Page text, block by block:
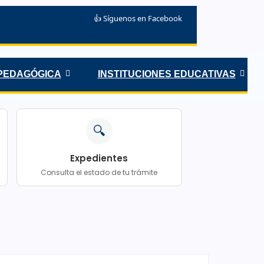
👍 Síguenos en Facebook
INSTITUCIONES EDUCATIVAS
🔍
Expedientes
Consulta el estado de tu trámite